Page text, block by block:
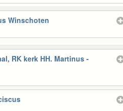
Winschoten
RK kerk HH. Martinus -